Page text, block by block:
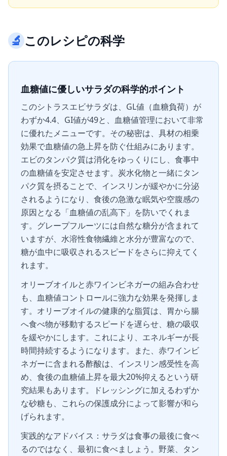
🔬このレシピの科学
血糖値に優しいサラダの科学的ポイント
このシトラスエビサラダは、GL値（血糖負荷）が
わずか4.4、GI値が49と、血糖値管理において非常
に優れたメニューです。その秘密は、具材の相乗
効果で血糖値の急上昇を防ぐ仕組みにあります。
エビのタンパク質は消化をゆっくりにし、食事中
の血糖値を安定させます。炭水化物と一緒にタン
パク質を摂ることで、インスリンが緩やかに分泌
されるようになり、食後の急激な眠気や空腹感の
原因となる「血糖値の乱高下」を防いでくれま
す。グレープフルーツには自然な糖分が含まれて
いますが、水溶性食物繊維と水分が豊富なので、
糖が血中に吸収されるスピードをさらに抑えてく
れます。
オリーブオイルと赤ワインビネガーの組み合わせ
も、血糖値コントロールに強力な効果を発揮しま
す。オリーブオイルの健康的な脂質は、胃から腸
へ食べ物が移動するスピードを遅らせ、糖の吸収
を緩やかにします。これにより、エネルギーが長
時間持続するようになります。また、赤ワインビ
ネガーに含まれる酢酸は、インスリン感受性を高
め、食後の血糖値上昇を最大20%抑えるという研
究結果もあります。ドレッシングに加えるわずか
な砂糖も、これらの保護成分によって影響が和ら
げられます。
実践的なアドバイス：サラダは食事の最後に食べ
るのではなく、最初に食べましょう。野菜、タン